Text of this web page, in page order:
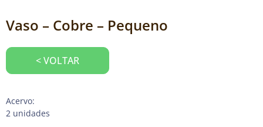
Vaso – Cobre – Pequeno
< VOLTAR
Acervo:
2 unidades